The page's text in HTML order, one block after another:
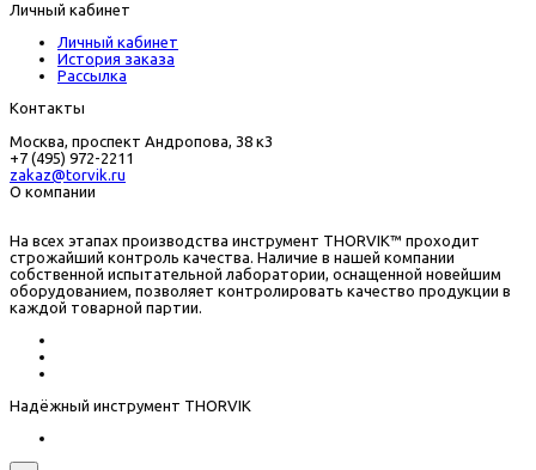
Личный кабинет
Личный кабинет
История заказа
Рассылка
Контакты
Москва, проспект Андропова, 38 к3
+7 (495) 972-2211
zakaz@torvik.ru
О компании
На всех этапах производства инструмент THORVIK™ проходит
строжайший контроль качества. Наличие в нашей компании
собственной испытательной лаборатории, оснащенной новейшим
оборудованием, позволяет контролировать качество продукции в
каждой товарной партии.
Надёжный инструмент THORVIK